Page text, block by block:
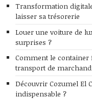
Transformation
laisser sa trésorerie
Louer une voiture de
surprises ?
Comment le
transport de
Découvrir Cozumel El
indispensable ?